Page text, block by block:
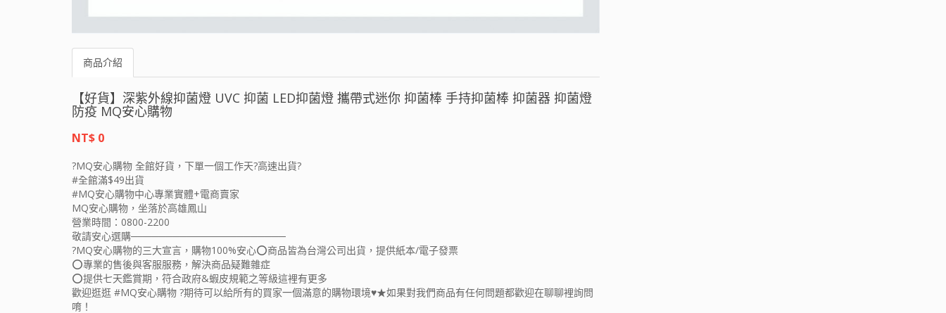
商品介紹
【好貨】深紫外線抑菌燈 UVC 抑菌 LED抑菌燈 攜帶式迷你 抑菌棒 手持抑菌棒 抑菌器 抑菌燈
防疫 MQ安心購物
NT$ 0
?MQ安心購物 全館好貨，下單一個工作天?高速出貨?
#全館滿$49出貨
#MQ安心購物中心專業實體+電商賣家
MQ安心購物，坐落於高雄鳳山
營業時間：0800-2200
敬請安心選購──────────────────────
?MQ安心購物的三大宣言，購物100%安心⭕️商品皆為台灣公司出貨，提供紙本/電子發票
⭕️專業的售後與客服服務，解決商品疑難雜症
⭕️提供七天鑑賞期，符合政府&蝦皮規範之等級這裡有更多
歡迎逛逛 #MQ安心購物 ?期待可以給所有的買家一個滿意的購物環境♥★如果對我們商品有任何問題都歡迎在聊聊裡詢問
唷！